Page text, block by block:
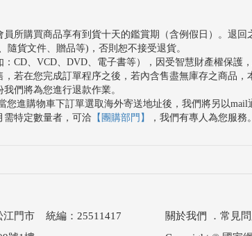
所購買商品享有到貨十天的鑑賞期（含例假日）。退
隨貨文件、贈品等)，否則恕不接受退貨。
CD、VCD、DVD、電子書等），因受智慧財產權保護
，若在您完成訂單程序之後，若內含售盡無庫存之商品
們將為您進行退款作業。
您進購物車下訂單選取海外寄送地址後，我們將另以
需特定數量者，可洽 【團購部門】 ，我們有專人為您服務。
江門市 統編：25511417
關於我們 ． 常見